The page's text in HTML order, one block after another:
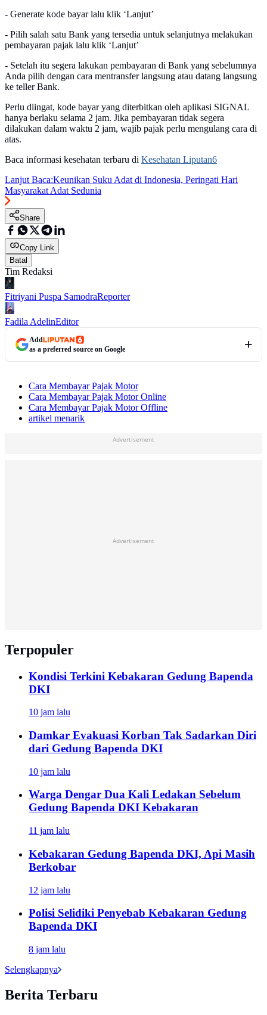
- Generate kode bayar lalu klik ‘Lanjut’
- Pilih salah satu Bank yang tersedia untuk selanjutnya melakukan
pembayaran pajak lalu klik ‘Lanjut’
- Setelah itu segera lakukan pembayaran di Bank yang sebelumnya
Anda pilih dengan cara mentransfer langsung atau datang langsung
ke teller Bank.
Perlu diingat, kode bayar yang diterbitkan oleh aplikasi SIGNAL
hanya berlaku selama 2 jam. Jika pembayaran tidak segera
dilakukan dalam waktu 2 jam, wajib pajak perlu mengulang cara di
atas.
Baca informasi kesehatan terbaru di Kesehatan Liputan6
Lanjut Baca:Keunikan Suku Adat di Indonesia, Peringati Hari
Masyarakat Adat Sedunia
Share
Copy Link
Batal
Tim Redaksi
Fitriyani Puspa SamodraReporter
Fadila AdelinEditor
Add
as a preferred source on Google
Cara Membayar Pajak Motor
Cara Membayar Pajak Motor Online
Cara Membayar Pajak Motor Offline
artikel menarik
Advertisement
Advertisement
Terpopuler
Kondisi Terkini Kebakaran Gedung Bapenda
DKI
10 jam lalu
Damkar Evakuasi Korban Tak Sadarkan Diri
dari Gedung Bapenda DKI
10 jam lalu
Warga Dengar Dua Kali Ledakan Sebelum
Gedung Bapenda DKI Kebakaran
11 jam lalu
Kebakaran Gedung Bapenda DKI, Api Masih
Berkobar
12 jam lalu
Polisi Selidiki Penyebab Kebakaran Gedung
Bapenda DKI
8 jam lalu
Selengkapnya
Berita Terbaru